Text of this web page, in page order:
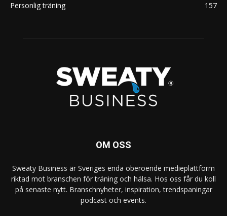
Personlig träning
157
OM OSS
Sweaty Business är Sveriges enda oberoende medieplattform
riktad mot branschen för träning och hälsa. Hos oss får du koll
på senaste nytt. Branschnyheter, inspiration, trendspaningar
podcast och events.